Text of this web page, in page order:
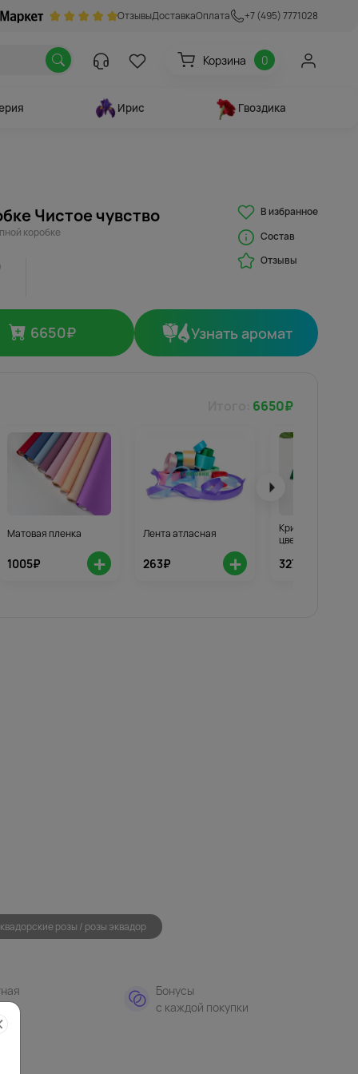
ОтзывыДоставкаОплата +7 (495) 7771028
Корзина 0
Ирис Гвоздика
Чистое чувство
коробке
В избранное
Состав
Отзывы
6650₽ Узнать аромат
6650₽
Матовая пленка
1005₽ +
Лента атласная
263₽ +
Кризал для
цветов 3шт.
327₽
розы / розы эквадор
Бонусы
с каждой покупки